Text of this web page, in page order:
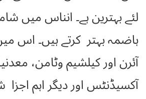
لئے بہترین ہے۔ انناس میں
ہاضمہ بہتر کرتے ہیں۔ اس
آئرن اور کیلشیم وٹامن،
آکسیڈنٹس اور دیگر اہم